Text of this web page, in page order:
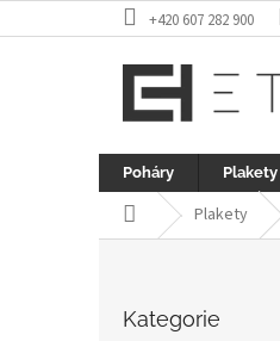
na
+420 607 282 900
Poháry Plakety
Domů Plakety
kategorie
Kategorie